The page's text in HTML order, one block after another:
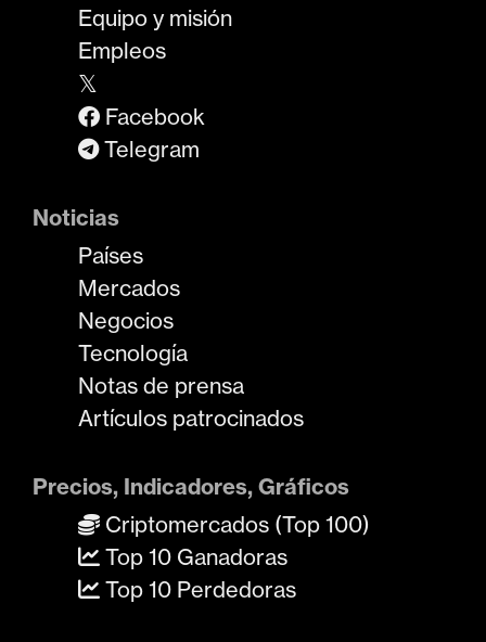
Equipo y misión
Empleos
𝕏
Facebook
Telegram
Noticias
Países
Mercados
Negocios
Tecnología
Notas de prensa
Artículos patrocinados
Precios, Indicadores, Gráficos
Criptomercados (Top 100)
Top 10 Ganadoras
Top 10 Perdedoras